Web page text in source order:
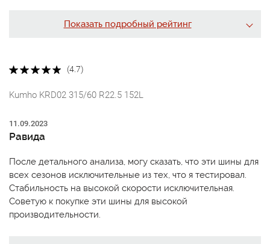
Показать подробный рейтинг
(4.7)
Kumho KRD02 315/60 R22.5 152L
11.09.2023
Равида
После детального анализа, могу сказать, что эти шины для
всех сезонов исключительные из тех, что я тестировал.
Стабильность на высокой скорости исключительная.
Советую к покупке эти шины для высокой
производительности.